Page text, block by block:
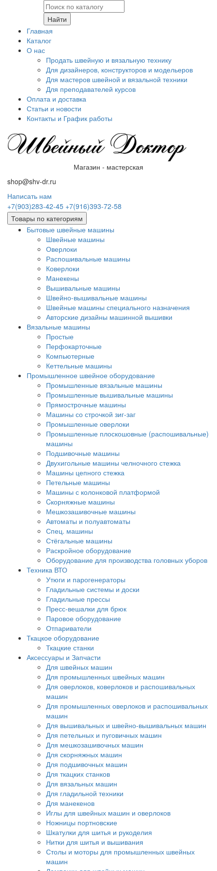
Найти
Главная
Каталог
О нас
Продать швейную и вязальную технику
Для дизайнеров, конструкторов и модельеров
Для мастеров швейной и вязальной техники
Для преподавателей курсов
Оплата и доставка
Статьи и новости
Контакты и График работы
Магазин - мастерская
shop@shv-dr.ru
Написать нам
+7(903)283-42-45 +7(916)393-72-58
Товары по категориям
Бытовые швейные машины
Швейные машины
Оверлоки
Распошивальные машины
Коверлоки
Манекены
Вышивальные машины
Швейно-вышивальные машины
Швейные машины специального назначения
Авторские дизайны машинной вышивки
Вязальные машины
Простые
Перфокарточные
Компьютерные
Кеттельные машины
Промышленное швейное оборудование
Промышленные вязальные машины
Промышленные вышивальные машины
Прямострочные машины
Машины со строчкой зиг-заг
Промышленные оверлоки
Промышленные плоскошовные (распошивальные)
машины
Подшивочные машины
Двухигольные машины челночного стежка
Машины цепного стежка
Петельные машины
Машины с колонковой платформой
Cкорняжные машины
Мешкозашивочные машины
Автоматы и полуавтоматы
Спец. машины
Стёгальные машины
Раскройное оборудование
Оборудование для производства головных уборов
Техника ВТО
Утюги и парогенераторы
Гладильные системы и доски
Гладильные прессы
Пресс-вешалки для брюк
Паровое оборудование
Отпариватели
Ткацкое оборудование
Ткацкие станки
Аксессуары и Запчасти
Для швейных машин
Для промышленных швейных машин
Для оверлоков, коверлоков и распошивальных
машин
Для промышленных оверлоков и распошивальных
машин
Для вышивальных и швейно-вышивальных машин
Для петельных и пуговичных машин
Для мешкозашивочных машин
Для скорняжных машин
Для подшивочных машин
Для ткацких станков
Для вязальных машин
Для гладильной техники
Для манекенов
Иглы для швейных машин и оверлоков
Ножницы портновские
Шкатулки для шитья и рукоделия
Нитки для шитья и вышивания
Столы и моторы для промышленных швейных
машин